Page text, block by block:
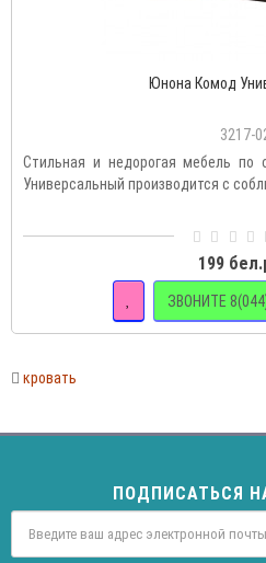
Юнона Комод
3217-
Стильная и недорогая мебель
Универсальный производится с
199
ЗВОНИТЕ
кровать
ПОДПИСАТЬСЯ